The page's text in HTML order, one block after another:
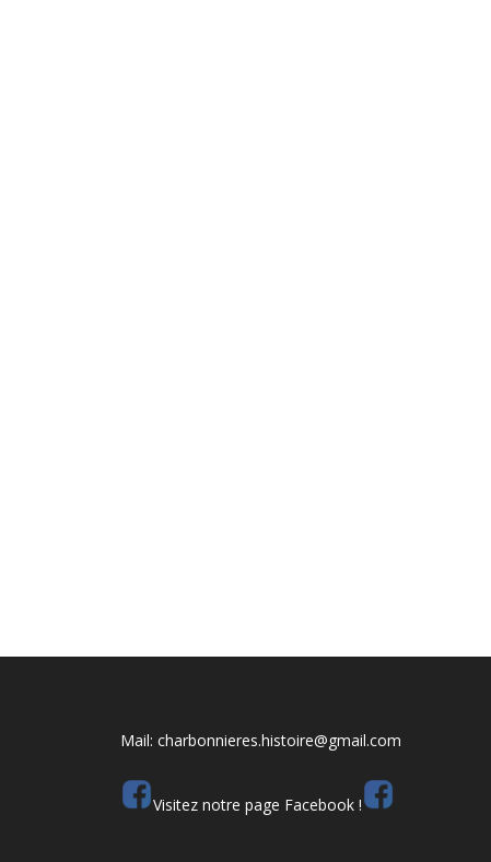
Mail: charbonnieres.histoire@gmail.com
Visitez notre page Facebook !